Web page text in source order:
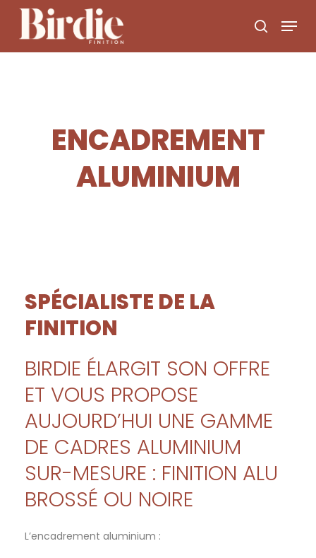
ENCADREMENT
ALUMINIUM
SPÉCIALISTE DE LA
FINITION
BIRDIE ÉLARGIT SON OFFRE
ET VOUS PROPOSE
AUJOURD’HUI UNE GAMME
DE CADRES ALUMINIUM
SUR-MESURE : FINITION ALU
BROSSÉ OU NOIRE
L’encadrement aluminium :